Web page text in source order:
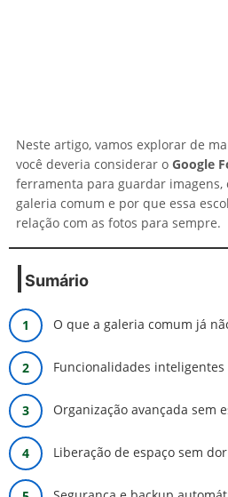
Neste artigo, vamos explorar de
você deveria considerar o Google
ferramenta para guardar imagens,
galeria comum e por que essa
relação com as fotos para sempre.
Sumário
O que a galeria comum já
Funcionalidades inteligentes
Organização avançada sem
Liberação de espaço sem